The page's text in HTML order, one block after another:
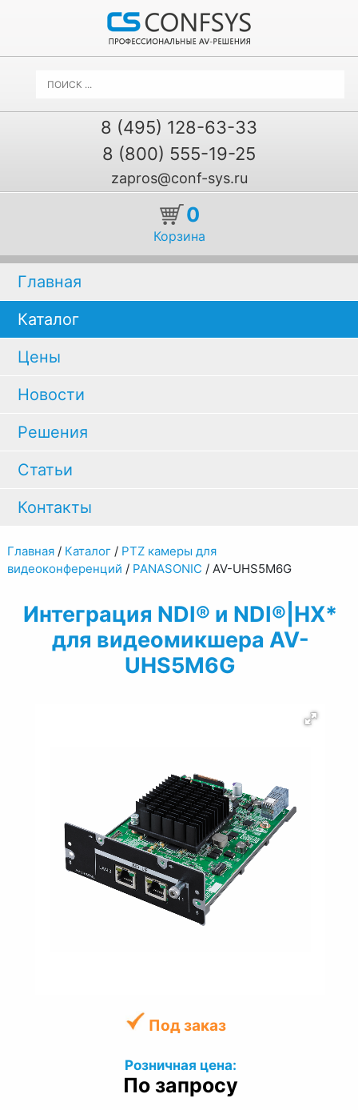
8 (495) 128-63-33
8 (800) 555-19-25
zapros@conf-sys.ru
0
Корзина
Главная
Каталог
Цены
Новости
Решения
Статьи
Контакты
Главная/ Каталог/ PTZ камеры для
видеоконференций / PANASONIC / AV-UHS5M6G
Интеграция NDI® и NDI®|HX*
для видеомикшера AV-
UHS5M6G
Под заказ
Розничная цена:
По запросу